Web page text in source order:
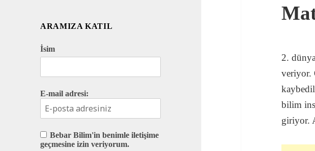
ARAMIZA KATIL
İsim
E-mail adresi:
Bebar Bilim'in benimle iletişime
geçmesine izin veriyorum.
2.
veriyor.
bilim
giriyor.